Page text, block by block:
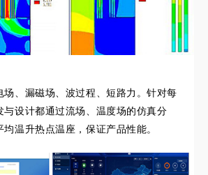
场、漏磁场、波过程、短路力。针对每
与设计都通过流场、温度场的仿真分
温升热点温座，保证产品性能。